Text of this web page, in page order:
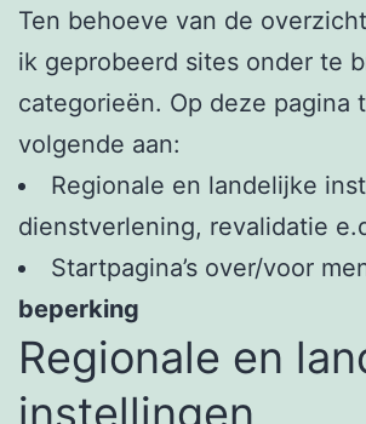
Ten behoeve van de
ik geprobeerd sites onder te
categorieën. Op deze pagina
volgende aan:
Regionale en landelijke
dienstverlening, revalidatie
Startpagina’s over/voor
beperking
Regionale en
instellingen